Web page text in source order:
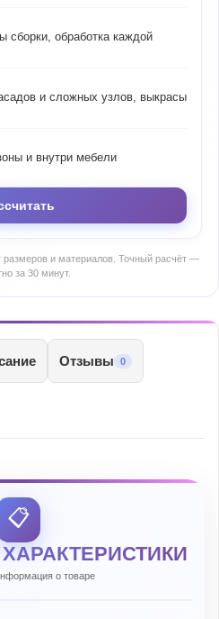
сборки, обработка каждой
и сложных узлов, выкрасы
и внутри мебели
размеров и материалов. Точный расчёт —
за 30 минут.
Отзывы 0
📋
о товаре